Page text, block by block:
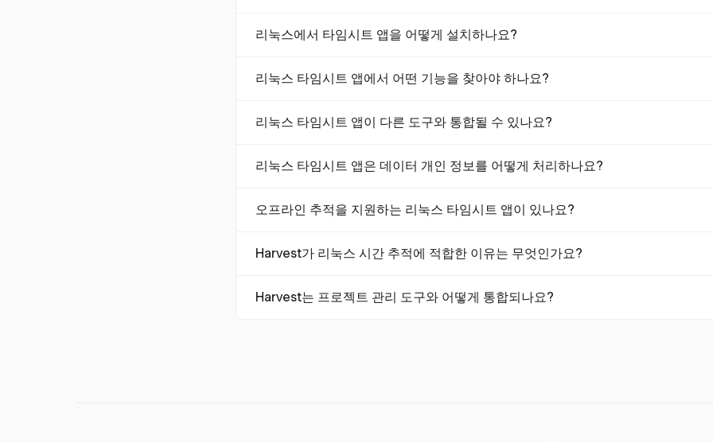
을 제공합니다. 인기 있는 선택으로는 Ubuntu 및 Fedora와 호환되는 앱이 있습니다.
리눅스에서 타임시트 앱을 어떻게 설치하나요?
파일을 사용할 수 있습니다. 패키지 관리자를 사용하여 설치한 후, 앱을 실행하고 설정 단
리눅스 타임시트 앱에서 어떤 기능을 찾아야 하나요?
습니다. 앱이 귀하의 리눅스 배포판과 호환되는지 확인하세요.
리눅스 타임시트 앱이 다른 도구와 통합될 수 있나요?
플랫폼 간 원활한 데이터 흐름을 보장합니다.
리눅스 타임시트 앱은 데이터 개인 정보를 어떻게 처리하나요?
강화합니다. 이는 클라우드 저장소에 대해 우려하는 사용자에게 특히 중요합니다.
오프라인 추적을 지원하는 리눅스 타임시트 앱이 있나요?
복원되면 자동으로 동기화하여 데이터 손실을 방지합니다.
Harvest가 리눅스 시간 추적에 적합한 이유는 무엇인가요?
간 추적 기능을 제공하여 리눅스 사용자에게 강력한 선택이 됩니다.
Harvest는 프로젝트 관리 도구와 어떻게 통합되나요?